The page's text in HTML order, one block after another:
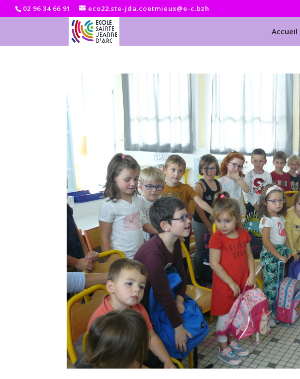
02 96 34 66 91 eco22.ste-jda.coetmieux@e-c.bzh
Accueil